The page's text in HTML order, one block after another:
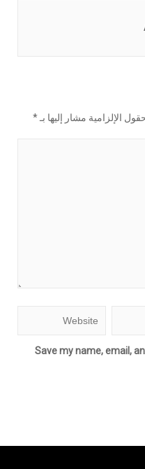
الإلزامية مشار إليها بـ*
Save my name, email,